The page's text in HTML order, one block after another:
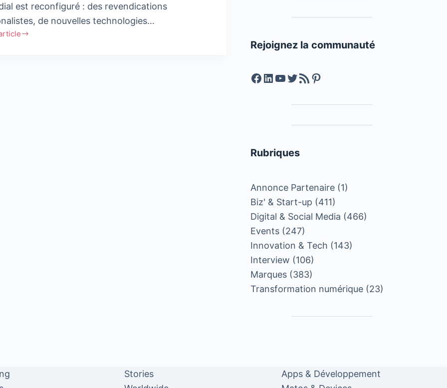
est reconfiguré : des revendications
de nouvelles technologies…
Rejoignez la communauté
Facebook
LinkedIn
YouTube
Twitter
Feed RSSPinterest
Rubriques
Annonce Partenaire (1)
Biz' & Start-up (411)
Digital & Social Media (466)
Events (247)
Innovation & Tech (143)
Interview (106)
Marques (383)
Transformation numérique (23)
Stories
Apps & Développement